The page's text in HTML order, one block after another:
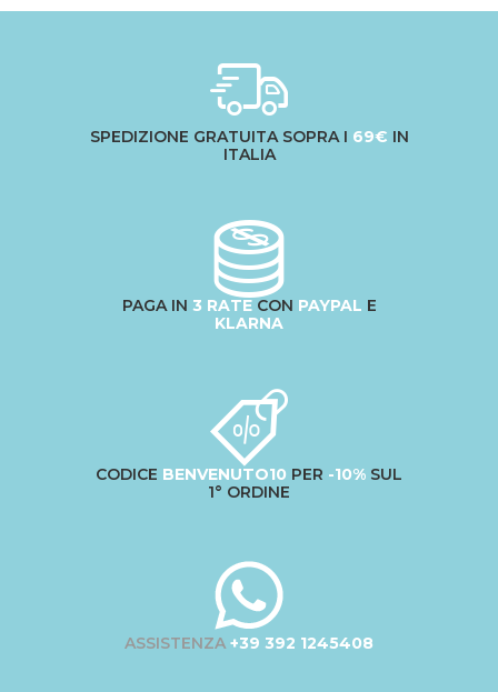
SPEDIZIONE GRATUITA SOPRA I 69€ IN
ITALIA
PAGA IN 3 RATECON PAYPAL E
KLARNA
CODICE BENVENUTO10 PER -10% SUL
1° ORDINE
ASSISTENZA +39 392 1245408